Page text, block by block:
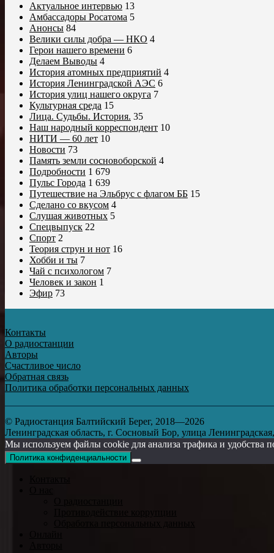
Актуальное интервью 13
Амбассадоры Росатома 5
Анонсы 84
Велики силы добра — НКО 4
Герои нашего времени 6
Делаем Выводы 4
История атомных предприятий 4
История Ленинградской АЭС 6
История улиц нашего округа 7
Культурная среда 15
Лица. Судьбы. История. 35
Наш народный корреспондент 10
НИТИ — 60 лет 10
Новости 73
Память земли сосновоборской 4
Подробности 1 679
Пульс Города 1 639
Путешествие на Эльбрус с флагом ББ 15
Сделано со вкусом 4
Слушая животных 5
Спецвыпуск 22
Спорт 2
Теория струн и нот 16
Хобби и ты 7
Чай с психологом 7
Человек и закон 1
Эфир 73
Контакты
О радиостанции
Авторы
Счастливое число
Обратная связь
Политика обработки персональных данных
© Радиостанция Балтийский Берег, 2018—2026
Ленинградская область, г. Сосновый Бор, улица
Мы используем файлы cookie для анализа трафика и удобства
Политика конфиденциальности